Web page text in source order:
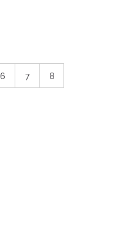
6 7 8